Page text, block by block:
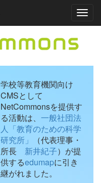
学校等教育機関向け
CMSとして
NetCommonsを提供す
る活動は、 一般社団法
人「教育のための科学
研究所」
（代表理事・
所長 新井紀子）が提
供するedumapに引き
継がれました。